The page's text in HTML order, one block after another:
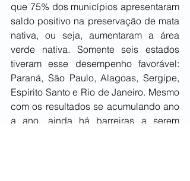
que 75% dos municípios apresentaram
saldo positivo na preservação de mata
nativa, ou seja, aumentaram a área
verde nativa. Somente seis estados
tiveram esse desempenho favorável:
Paraná, São Paulo, Alagoas, Sergipe,
Espírito Santo e Rio de Janeiro. Mesmo
com os resultados se acumulando ano
a ano, ainda há barreiras a serem